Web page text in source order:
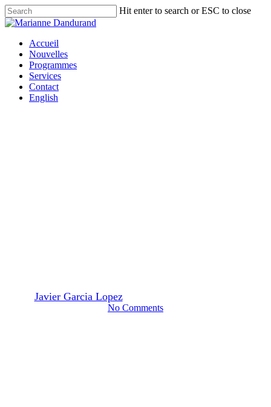
Skip
to
content
Hit enter to search or ESC to close
Close
Menu
Accueil
Nouvelles
Programmes
Services
Contact
English
Javier Garcia Lopez28 août 2025
No Comments